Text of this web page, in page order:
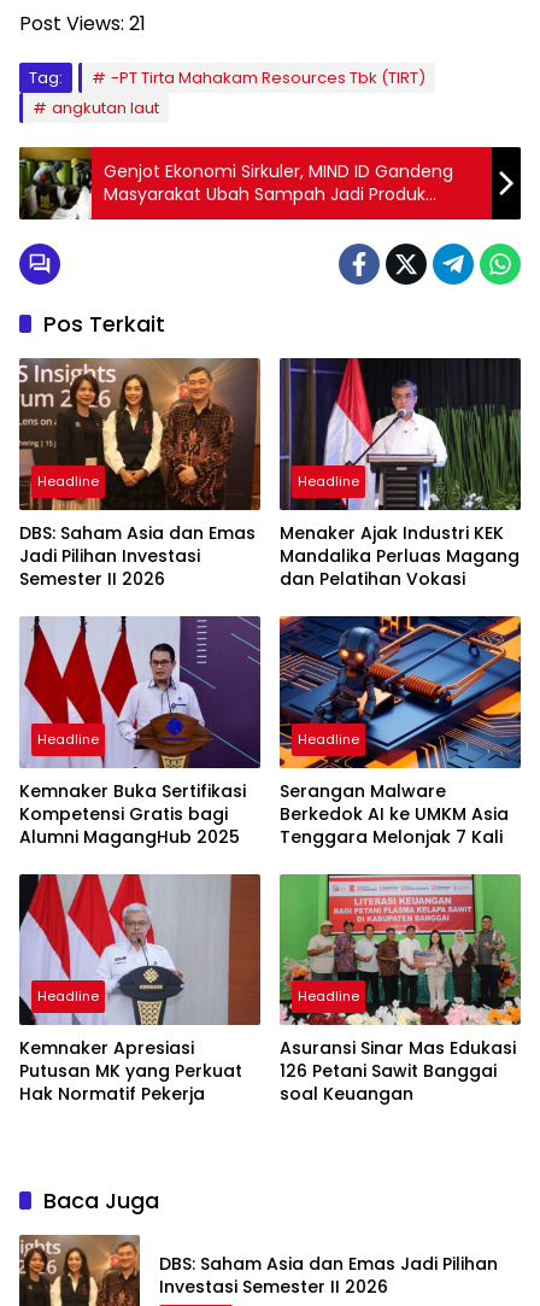
Post Views: 21
Tag:
-PT Tirta Mahakam Resources Tbk (TIRT)
angkutan laut
Genjot Ekonomi Sirkuler, MIND ID Gandeng
Masyarakat Ubah Sampah Jadi Produk
Bernilai
Pos Terkait
Headline
DBS: Saham Asia dan Emas
Jadi Pilihan Investasi
Semester II 2026
Headline
Menaker Ajak Industri KEK
Mandalika Perluas Magang
dan Pelatihan Vokasi
Headline
Kemnaker Buka Sertifikasi
Kompetensi Gratis bagi
Alumni MagangHub 2025
Headline
Serangan Malware
Berkedok AI ke UMKM Asia
Tenggara Melonjak 7 Kali
Headline
Kemnaker Apresiasi
Putusan MK yang Perkuat
Hak Normatif Pekerja
Headline
Asuransi Sinar Mas Edukasi
126 Petani Sawit Banggai
soal Keuangan
Baca Juga
DBS: Saham Asia dan Emas Jadi Pilihan
Investasi Semester II 2026